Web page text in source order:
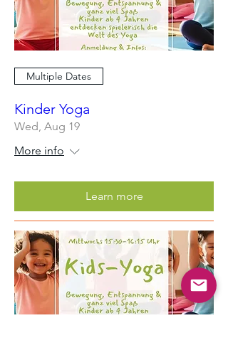
Multiple Dates
Kinder Yoga
Wed, Aug 19
More info
Learn more